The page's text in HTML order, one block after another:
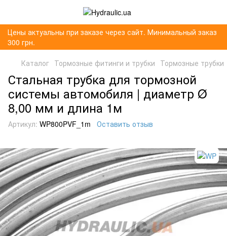
Цены актуальны при заказе через сайт. Минимальный заказ
300 грн.
Каталог Тормозные фитинги и трубки Тормозные трубки
Стальная трубка для тормозной
системы автомобиля | диаметр Ø
8,00 мм и длина 1м
Артикул: WP800PVF_1m Оставить отзыв